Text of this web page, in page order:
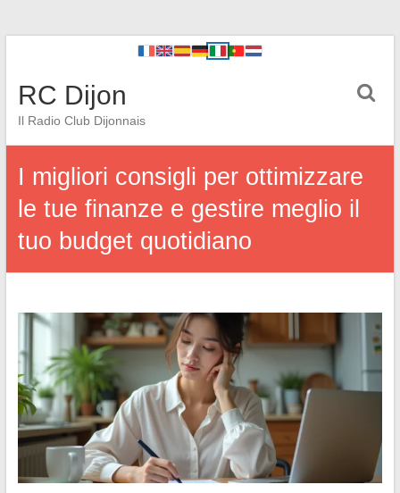
RC Dijon
Il Radio Club Dijonnais
I migliori consigli per ottimizzare
le tue finanze e gestire meglio il
tuo budget quotidiano